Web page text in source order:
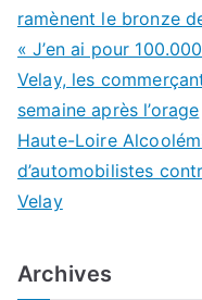
ramènent le bronze
« J’en ai pour
Velay, les
semaine après l’orage
Haute-Loire
d’automobilistes
Velay
Archives